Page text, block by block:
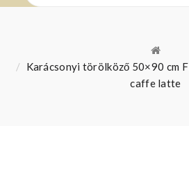
Karácsonyi törölköző 50×90 cm
caffe latte